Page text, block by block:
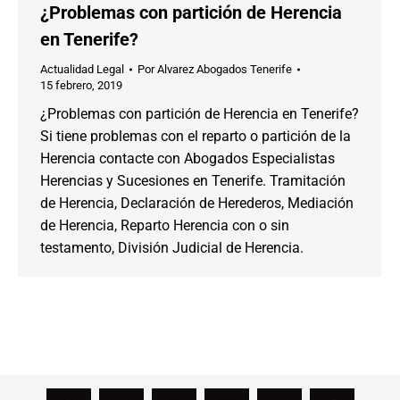
¿Problemas con partición de Herencia
en Tenerife?
Actualidad Legal PorAlvarez Abogados Tenerife
15 febrero, 2019
¿Problemas con partición de Herencia en Tenerife?
Si tiene problemas con el reparto o partición de la
Herencia contacte con Abogados Especialistas
Herencias y Sucesiones en Tenerife. Tramitación
de Herencia, Declaración de Herederos, Mediación
de Herencia, Reparto Herencia con o sin
testamento, División Judicial de Herencia.